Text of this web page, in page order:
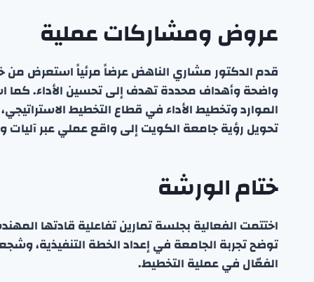
عروض ومشاركات عملية
قدم الدكتور مشاري الناهض عرضاً مرئياً استعرض من
واضحة وأهداف محددة تهدف إلى تحسين الأداء.
الموارد وتخطيط الأداء في قطاع التخطيط
تحويل رؤية جامعة الكويت إلى واقع عملي عبر آليات
ختام الورشة
اختتمت الفعالية بجلسة تمارين تفاعلية قادتها
توضح تجربة الجامعة في إعداد الخطة التنفيذية،
الفعّال في عملية التخطيط.